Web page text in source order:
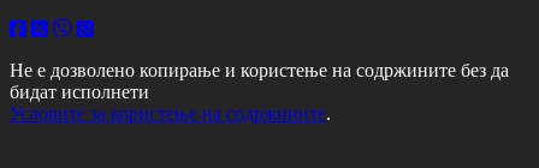
Не е дозволено копирање и користење на содржините без да
бидат исполнети
Условите за користење на содржините.